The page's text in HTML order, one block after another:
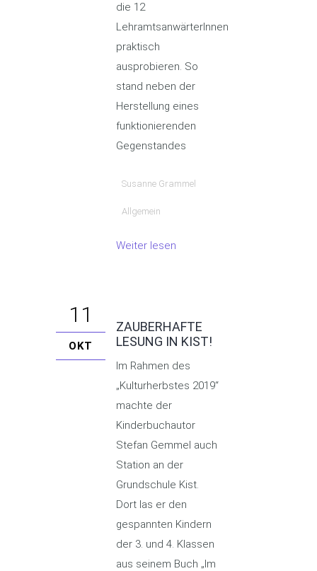
die 12
LehramtsanwärterInnen
praktisch
ausprobieren. So
stand neben der
Herstellung eines
funktionierenden
Gegenstandes
Susanne Grammel
Allgemein
Weiter lesen
11
OKT
ZAUBERHAFTE
LESUNG IN KIST!
Im Rahmen des
„Kulturherbstes 2019“
machte der
Kinderbuchautor
Stefan Gemmel auch
Station an der
Grundschule Kist.
Dort las er den
gespannten Kindern
der 3. und 4. Klassen
aus seinem Buch „Im